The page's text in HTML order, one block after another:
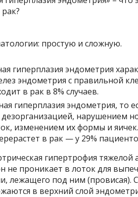
простую и сложную.
гиперплазия эндометрия
эндометрия с правильной
в рак в 8% случаев.
гиперплазия эндометрия, то
нарушением
изменением их формы и
в рак — у 29%
гипертрофия тяжелой
не проникает в лоток для
лежащего под ним (провисая).
в верхний слой